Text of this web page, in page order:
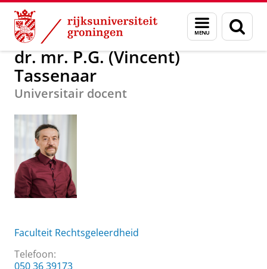
Skip
Content
Skip
Navigation
Menu
en
zoeken
Over ons dr. mr. P.G. (Vincent) Tassenaar
dr. mr. P.G. (Vincent)
Tassenaar
Universitair docent
Faculteit Rechtsgeleerdheid
Telefoon:
050 36 39173